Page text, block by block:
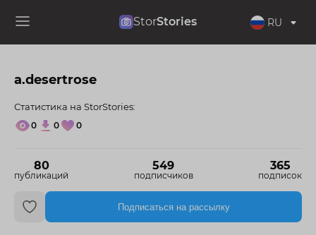
StorStories RU
a.desertrose
80
публикаций
549
подписчиков
365
подписок
Статистика на StorStories:
0 0 0
Подписаться на рассылку